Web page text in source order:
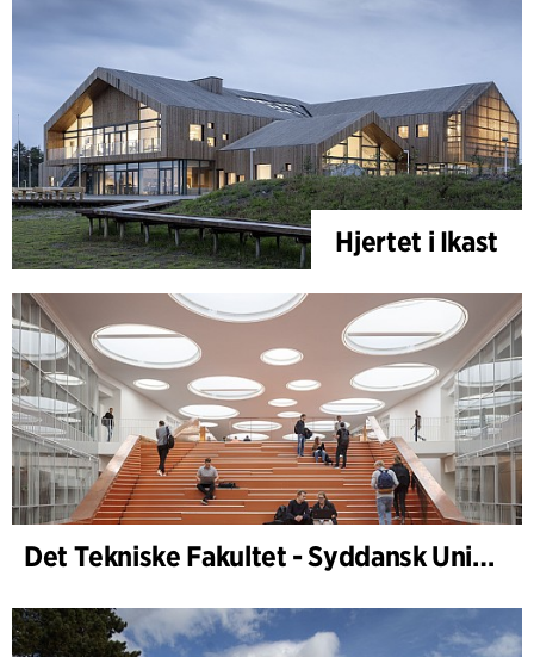
Hjertet i Ikast
Det Tekniske Fakultet - Syddansk Universitet, Odense